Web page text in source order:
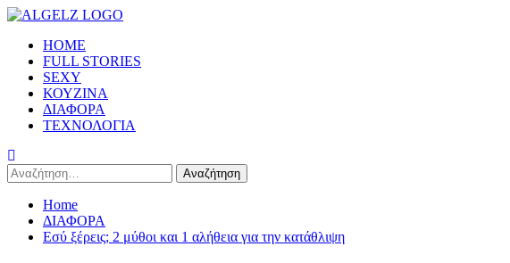
Skip
content
Primary
Menu
HOME
FULL STORIES
SEXY
ΚΟΥΖΙΝΑ
ΔΙΑΦΟΡΑ
ΤΕΧΝΟΛΟΓΙΑ
Αναζήτηση
για:
Home
ΔΙΑΦΟΡΑ
Εσύ ξέρεις; 2 μύθοι και 1 αλήθεια για την κατάθλιψη